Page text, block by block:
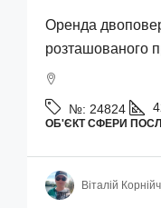
Оренда
розташованого
№: 24824
ОБ'ЄКТ СФЕРИ
Віталій